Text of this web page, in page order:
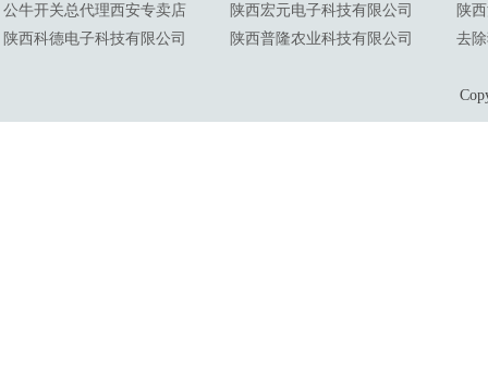
公牛开关总代理西安专卖店 陕西宏元电子科技有限公司
陕
陕西科德电子科技有限公司
陕西普隆农业科技有限公司 去